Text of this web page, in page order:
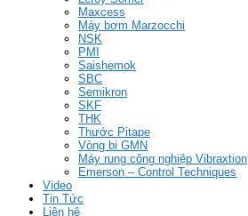
Maxcess
Máy bơm Marzocchi
NSK
PMI
Saishemok
SBC
Semikron
SKF
THK
Thước Pitape
Vòng bi GMN
Máy rung công nghiệp Vibraxtion
Emerson – Control Techniques
Video
Tin Tức
Liên hệ